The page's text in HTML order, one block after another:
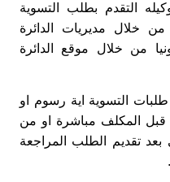
التقدم بطلب التسوية
من خلال مديريات الدائرة
من خلال موقع الدائرة
التسوية اية رسوم او
قبل المكلف مباشرة او من
بعد تقديم الطلب المراجعة
.